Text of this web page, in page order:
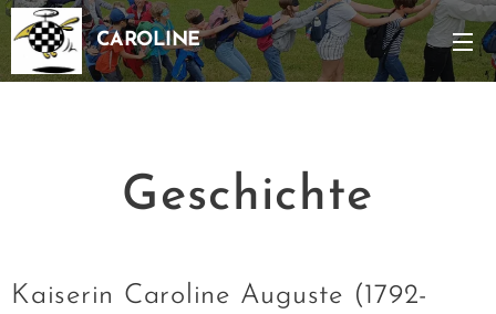
CAROLINE
Geschichte
Kaiserin Caroline Auguste (1792-